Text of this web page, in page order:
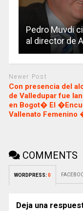
Pedro Muvdi
al director de
Newer Post
Con presencia del
de Valledupar fue
en Bogot� El
Vallenato Femenino
COMMENTS
WORDPRESS: 0
Deja una